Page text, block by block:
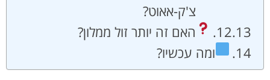
צ'ק-אאוט?
האם זה יותר זול ממלון?
ומה עכשיו?